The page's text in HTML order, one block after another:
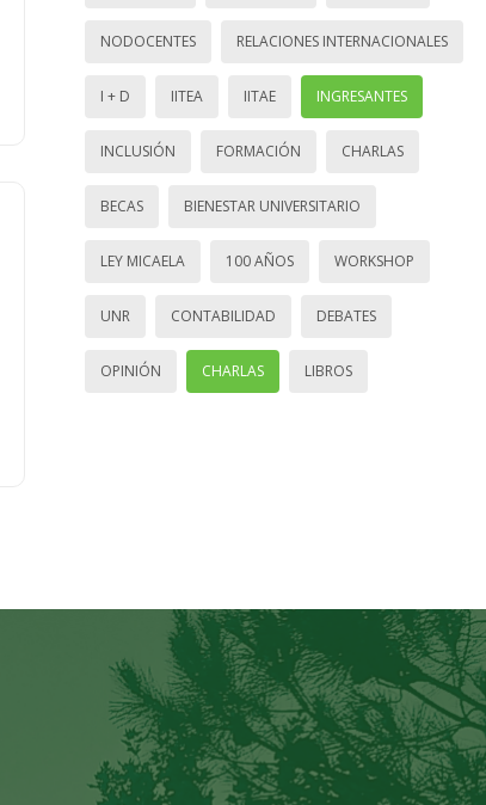
NODOCENTES RELACIONES INTERNACIONALES
I + D IITEA IITAE INGRESANTES
INCLUSIÓN FORMACIÓN CHARLAS
BECAS BIENESTAR UNIVERSITARIO
LEY MICAELA 100 AÑOS WORKSHOP
UNR CONTABILIDAD DEBATES
OPINIÓN CHARLAS LIBROS